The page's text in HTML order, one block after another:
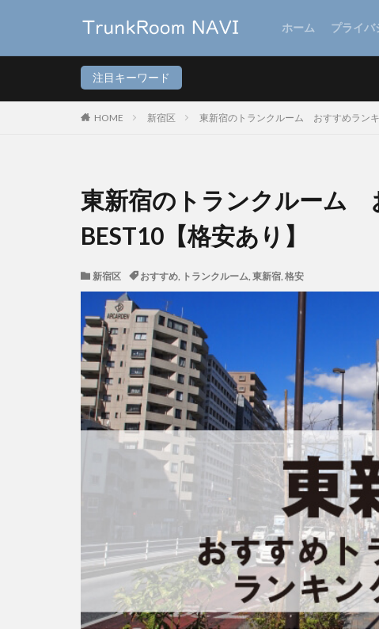
ホーム プライバ
注目キーワード
HOME 新宿区 東新宿のトランクルーム おすすめランキ
東新宿のトランクルーム
BEST10【格安あり】
新宿区 おすすめ, トランクルーム, 東新宿, 格安